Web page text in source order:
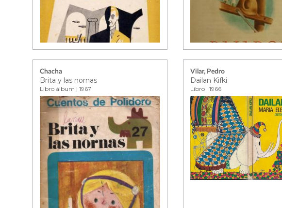
Chacha
Brita y las nornas
Libro álbum | 1967
Vilar, Pedro
Dailan Kifki
Libro | 1966